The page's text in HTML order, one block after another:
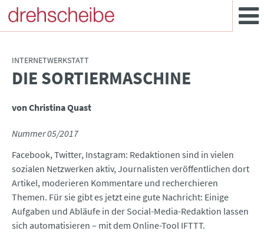
INTERNETWERKSTATT
:DIE SORTIERMASCHINE
von Christina Quast
Nummer 05/2017
Facebook, Twitter, Instagram: Redaktionen sind in vielen
sozialen Netzwerken aktiv, Journalisten veröffentlichen dort
Artikel, moderieren Kommentare und recherchieren
Themen. Für sie gibt es jetzt eine gute Nachricht: Einige
Aufgaben und Abläufe in der Social-Media-Redaktion lassen
sich automatisieren – mit dem Online-Tool IFTTT.